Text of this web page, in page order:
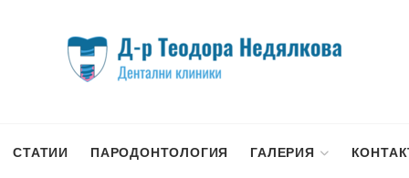
СТАТИИ ПАРОДОНТОЛОГИЯ ГАЛЕРИЯ